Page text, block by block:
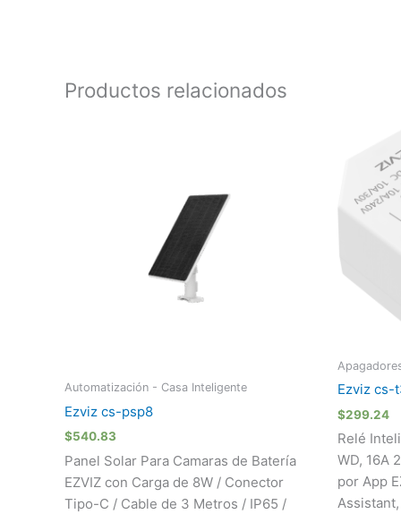
Productos relacionados
Automatización - Casa Inteligente
Ezviz cs-psp8
$540.83
Panel Solar Para Camaras de Batería
EZVIZ con Carga de 8W / Conector
Tipo-C / Cable de 3 Metros / IP65 /
Ezviz cs-
$299.24
Relé
WD, 16A
por App